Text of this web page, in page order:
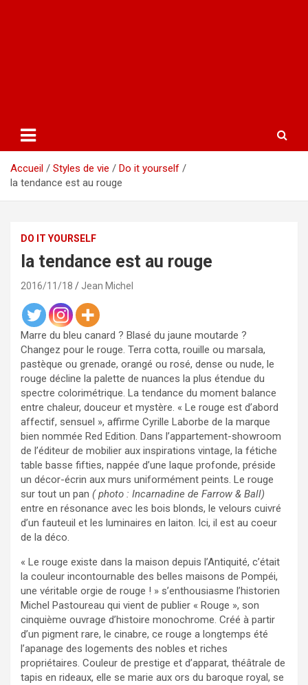
Accueil Styles de vie
Do it yourself
la tendance est au rouge
DO IT YOURSELF
la tendance est au rouge
2016/11/18 Jean Michel
Marre du bleu canard ? Blasé du jaune moutarde ?
Changez pour le rouge. Terra cotta, rouille ou marsala,
pastèque ou grenade, orangé ou rosé, dense ou nude, le
rouge décline la palette de nuances la plus étendue du
spectre colorimétrique. La tendance du moment balance
entre chaleur, douceur et mystère. « Le rouge est d’abord
affectif, sensuel », affirme Cyrille Laborbe de la marque
bien nommée Red Edition. Dans l’appartement-showroom
de l’éditeur de mobilier aux inspirations vintage, la fétiche
table basse fifties, nappée d’une laque profonde, préside
un décor-écrin aux murs uniformément peints. Le rouge
sur tout un pan ( photo : Incarnadine de Farrow & Ball)
entre en résonance avec les bois blonds, le velours cuivré
d’un fauteuil et les luminaires en laiton. Ici, il est au coeur
de la déco.
« Le rouge existe dans la maison depuis l’Antiquité, c’était
la couleur incontournable des belles maisons de Pompéi,
une véritable orgie de rouge ! » s’enthousiasme l’historien
Michel Pastoureau qui vient de publier « Rouge », son
cinquième ouvrage d’histoire monochrome. Créé à partir
d’un pigment rare, le cinabre, ce rouge a longtemps été
l’apanage des logements des nobles et riches
propriétaires. Couleur de prestige et d’apparat, théâtrale de
tapis en rideaux, elle se marie aux ors du baroque royal, se